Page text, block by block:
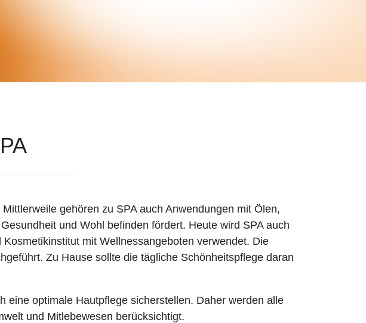
gehören zu SPA auch Anwendungen mit Ölen,
und Wohl befinden fördert. Heute wird SPA auch
mit Wellnessangeboten verwendet. Die
Zu Hause sollte die tägliche Schönheitspflege daran
eine optimale Hautpflege sicherstellen. Daher werden alle
und Mitlebewesen berücksichtigt.